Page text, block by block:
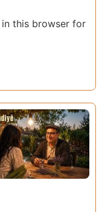
in this browser for